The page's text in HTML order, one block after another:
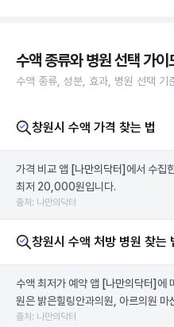
수액 종류와 병원 선택 가이
수액 종류, 성분, 효과, 병원 선택 기
창원시 수액 가격 찾는 법
가격 비교 앱 [나만의닥터] 에서 수집
최저 20,000원입니다.
출처: 나만의닥터
창원시 수액 처방 병원 찾는
수액 최저가 예약 앱 [나만의닥터] 에
원은 밝은힐링안과의원, 아르의원 마
출처: 나만의닥터